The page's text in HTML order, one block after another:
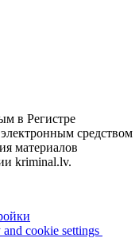
в Регистре
средством
материалов
kriminal.lv.
cookie settings